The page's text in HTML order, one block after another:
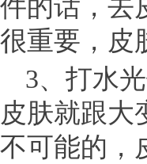
件的话，去
很重要，皮
3、打水
皮肤就跟大
不可能的，